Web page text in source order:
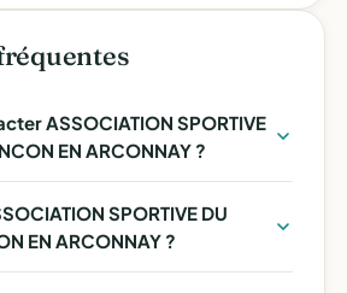
ASSOCIATION SPORTIVE
EN ARCONNAY ?
SPORTIVE DU
EN ARCONNAY ?